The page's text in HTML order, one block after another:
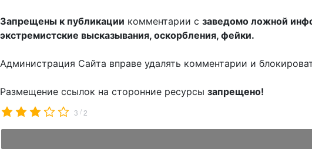
Запрещены к публикации комментарии с заведомо ложной
экстремистские высказывания, оскорбления, фейки.
Администрация Сайта вправе удалять комментарии и
Размещение ссылок на сторонние ресурсы запрещено!
3 /2